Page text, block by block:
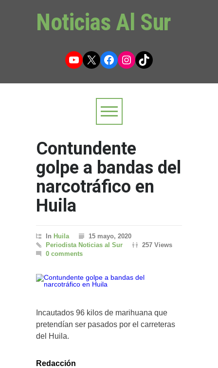
Noticias Al Sur
YouTube
X Facebook
Instagram
TikTok
Contundente
golpe a bandas del
narcotráfico en
Huila
In Huila
15 mayo, 2020
Periodista Noticias al Sur
257 Views
0 comments
Incautados 96 kilos de marihuana que
pretendían ser pasados por el carreteras
del Huila.
Redacción